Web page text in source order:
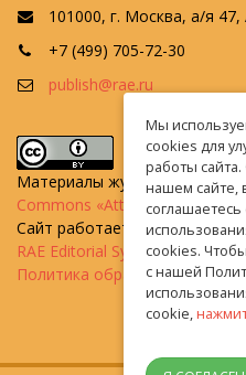
101000, г. Москва, а/я
+7 (499) 705-72-30
publish@rae.ru
Материалы журнала
Commons «Attribution»
Сайт работает на
RAE Editorial System
Политика обработки
Мы
cookies для
работы сайта.
нашем сайте,
соглашаетесь
cookies.
с нашей
cookie,